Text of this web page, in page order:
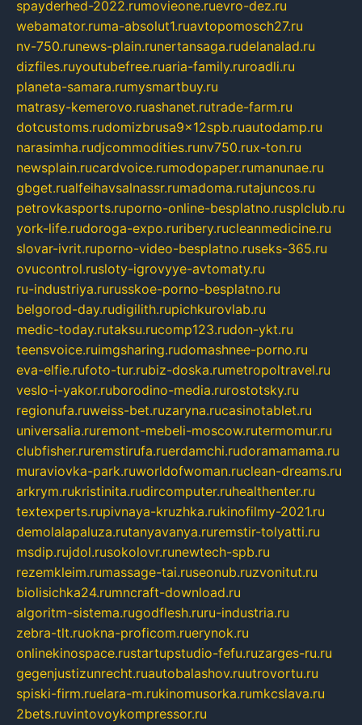
spayderhed-2022.rumovieone.ruevro-dez.ru
webamator.ruma-absolut1.ruavtopomosch27.ru
nv-750.runews-plain.runertansaga.rudelanalad.ru
dizfiles.ruyoutubefree.ruaria-family.ruroadli.ru
planeta-samara.rumysmartbuy.ru
matrasy-kemerovo.ruashanet.rutrade-farm.ru
dotcustoms.rudomizbrusa9x12spb.ruautodamp.ru
narasimha.rudjcommodities.runv750.rux-ton.ru
newsplain.rucardvoice.rumodopaper.rumanunae.ru
gbget.rualfeihavsalnassr.rumadoma.rutajuncos.ru
petrovkasports.ruporno-online-besplatno.rusplclub.ru
york-life.rudoroga-expo.ruribery.rucleanmedicine.ru
slovar-ivrit.ruporno-video-besplatno.ruseks-365.ru
ovucontrol.rusloty-igrovyye-avtomaty.ru
ru-industriya.rurusskoe-porno-besplatno.ru
belgorod-day.rudigilith.rupichkurovlab.ru
medic-today.rutaksu.rucomp123.rudon-ykt.ru
teensvoice.ruimgsharing.rudomashnee-porno.ru
eva-elfie.rufoto-tur.rubiz-doska.rumetropoltravel.ru
veslo-i-yakor.ruborodino-media.rurostotsky.ru
regionufa.ruweiss-bet.ruzaryna.rucasinotablet.ru
universalia.ruremont-mebeli-moscow.rutermomur.ru
clubfisher.ruremstirufa.ruerdamchi.rudoramamama.ru
muraviovka-park.ruworldofwoman.ruclean-dreams.ru
arkrym.rukristinita.rudircomputer.ruhealthenter.ru
textexperts.rupivnaya-kruzhka.rukinofilmy-2021.ru
demolalapaluza.rutanyavanya.ruremstir-tolyatti.ru
msdip.rujdol.rusokolovr.runewtech-spb.ru
rezemkleim.rumassage-tai.ruseonub.ruzvonitut.ru
biolisichka24.rumncraft-download.ru
algoritm-sistema.rugodflesh.ruru-industria.ru
zebra-tlt.ruokna-proficom.ruerynok.ru
onlinekinospace.rustartupstudio-fefu.ruzarges-ru.ru
gegenjustizunrecht.ruautobalashov.ruutrovortu.ru
spiski-firm.ruelara-m.rukinomusorka.rumkcslava.ru
2bets.ruvintovoykompressor.ru